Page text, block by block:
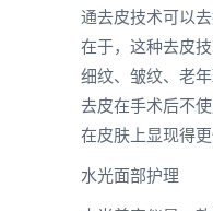
通去皮技术可以
在于，这种去皮
细纹、皱纹、老
去皮在手术后不
在皮肤上显现得更
水光面部护理